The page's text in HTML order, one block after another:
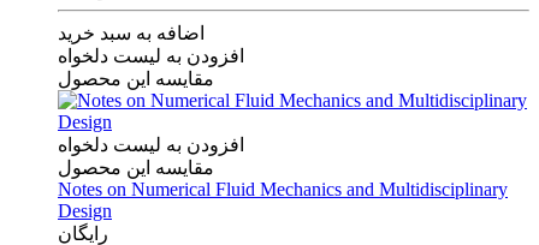
اضافه به سبد خرید
افزودن به لیست دلخواه
مقایسه این محصول
افزودن به لیست دلخواه
مقایسه این محصول
Notes on Numerical Fluid Mechanics and Multidisciplinary
Design
رایگان